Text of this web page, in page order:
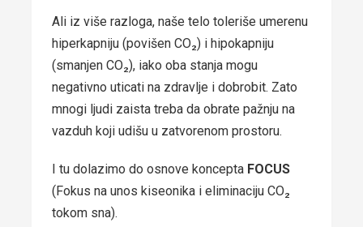
Ali iz više razloga, naše telo toleriše umerenu
hiperkapniju (povišen CO₂) i hipokapniju
(smanjen CO₂), iako oba stanja mogu
negativno uticati na zdravlje i dobrobit. Zato
mnogi ljudi zaista treba da obrate pažnju na
vazduh koji udišu u zatvorenom prostoru.
I tu dolazimo do osnove koncepta FOCUS
(Fokus na unos kiseonika i eliminaciju CO₂
tokom sna).